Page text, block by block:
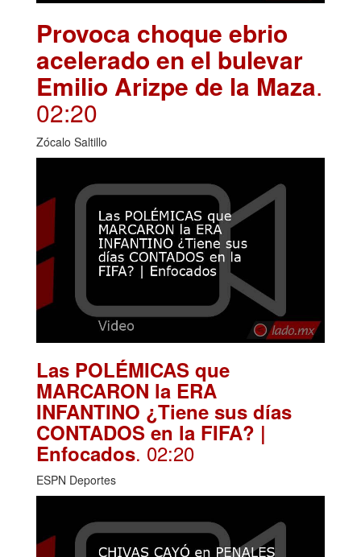
Provoca choque ebrio
acelerado en el bulevar
Emilio Arizpe de la Maza.
02:20
Zócalo Saltillo
Las POLÉMICAS que
MARCARON la ERA
INFANTINO ¿Tiene sus días
CONTADOS en la FIFA? |
Enfocados. 02:20
ESPN Deportes